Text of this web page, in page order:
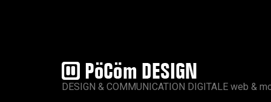
DESIGN & COMMUNICATION DIGITALE web &